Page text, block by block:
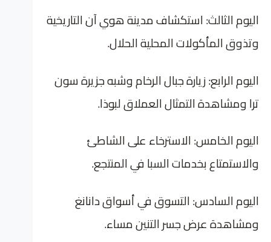
اليوم الثالث: استكشاف مدينة هوي آن التاريخية
وتذوق المأكولات المحلية الحلال.
اليوم الرابع: زيارة جبال الرخام وشبه جزيرة سون
ترا ومشاهدة التمثال العملاق لبوذا.
اليوم الخامس: الاسترخاء على الشاطئ
والاستمتاع بخدمات السبا في المنتجع.
اليوم السادس: التسوق في أسواق دانانغ
ومشاهدة عرض جسر التنين مساء.